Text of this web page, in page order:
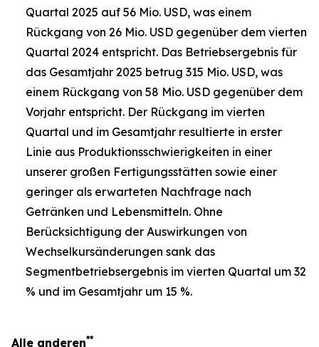
Quartal 2025 auf 56 Mio. USD, was einem
Rückgang von 26 Mio. USD gegenüber dem vierten
Quartal 2024 entspricht. Das Betriebsergebnis für
das Gesamtjahr 2025 betrug 315 Mio. USD, was
einem Rückgang von 58 Mio. USD gegenüber dem
Vorjahr entspricht. Der Rückgang im vierten
Quartal und im Gesamtjahr resultierte in erster
Linie aus Produktionsschwierigkeiten in einer
unserer großen Fertigungsstätten sowie einer
geringer als erwarteten Nachfrage nach
Getränken und Lebensmitteln. Ohne
Berücksichtigung der Auswirkungen von
Wechselkursänderungen sank das
Segmentbetriebsergebnis im vierten Quartal um 32
% und im Gesamtjahr um 15 %.
Alle anderen**